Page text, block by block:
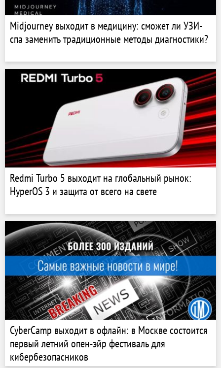
Midjourney выходит в медицину: сможет ли УЗИ-
спа заменить традиционные методы диагностики?
Redmi Turbo 5 выходит на глобальный рынок:
HyperOS 3 и защита от всего на свете
CyberCamp выходит в офлайн: в Москве состоится
первый летний опен-эйр фестиваль для
кибербезопасников